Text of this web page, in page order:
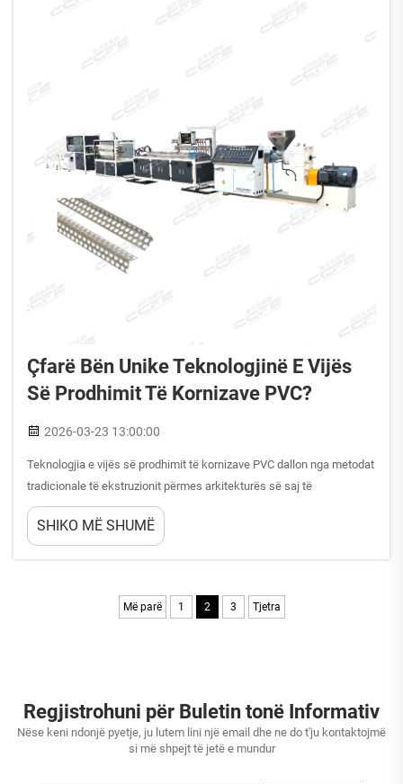
Çfarë Bën Unike Teknologjinë E Vijës
Së Prodhimit Të Kornizave PVC?
2026-03-23 13:00:00
Teknologjia e vijës së prodhimit të kornizave PVC dallon nga metodat
tradicionale të ekstruzionit përmes arkitekturës së saj të
specializuara, e cila lejon formimin e saktë gjeometrik të profileve
kornizë që përdoren në aplikime ndërtimore dhe industriale.
SHIKO MË SHUMË
Më parë 1 2 3 Tjetra
Regjistrohuni për Buletin tonë Informativ
Nëse keni ndonjë pyetje, ju lutem lini një email dhe ne do t'ju kontaktojmë
si më shpejt të jetë e mundur